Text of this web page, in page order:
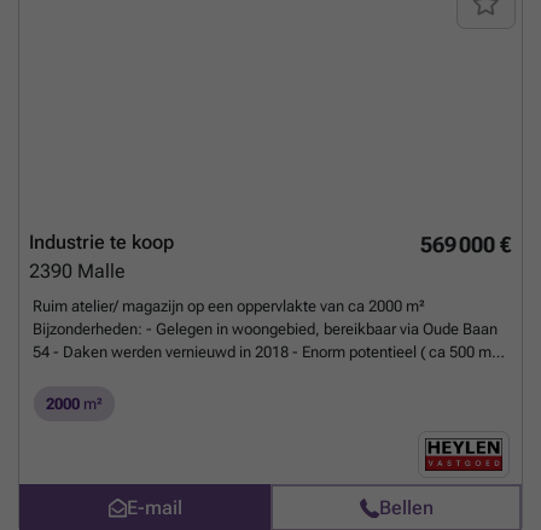
569 000 €
Industrie te koop
2390 Malle
Ruim atelier/ magazijn op een oppervlakte van ca 2000 m²
Bijzonderheden: - Gelegen in woongebied, bereikbaar via Oude Baan
54 - Daken werden vernieuwd in 2018 - Enorm potentieel ( ca 500 m²
Wg, Vg, Gvv, Gvkr, Gmo ( Info stedenbouw in aanvraag) Oppervlaktes
2000 m²
E-mail Bellen